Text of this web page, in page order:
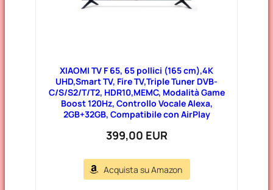
XIAOMI TV F 65, 65 pollici (165 cm),4K
UHD,Smart TV, Fire TV,Triple Tuner DVB-
C/S/S2/T/T2, HDR10,MEMC, Modalità Game
Boost 120Hz, Controllo Vocale Alexa,
2GB+32GB, Compatibile con AirPlay
399,00 EUR
Acquista su Amazon